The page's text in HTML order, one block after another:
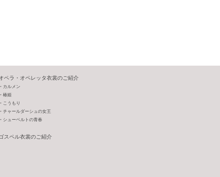
ペラ・オペレッタ衣裳のご紹介
カルメン
椿姫
こうもり
チャールダーシュの女王
シューベルトの青春
スペル衣裳のご紹介